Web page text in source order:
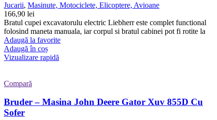
Jucarii, Masinute, Motociclete, Elicoptere, Avioane
166,90 lei
Bratul cupei excavatorulu electric Liebherr este complet functional
folosind maneta manuala, iar corpul si bratul cabinei pot fi rotite la
Adaugă la favorite
Adaugă în coș
Vizualizare rapidă
Compară
Bruder – Masina John Deere Gator Xuv 855D Cu
Sofer